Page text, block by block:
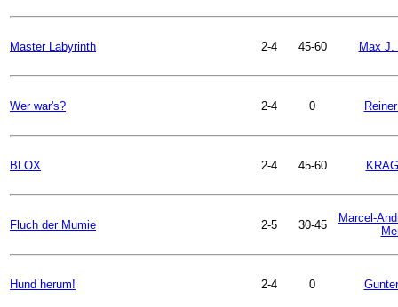
Master Labyrinth 2-4 45-60 Max J.
Wer war's? 2-4 0
BLOX 2-4 45-60
Fluch der Mumie 2-5 30-45
Marcel-
Hund herum! 2-4 0